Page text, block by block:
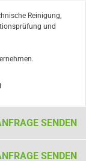
Reinigung,
und
SENDEN
SENDEN